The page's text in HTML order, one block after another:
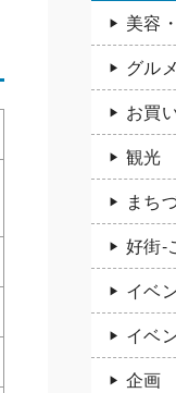
美容
グルメ
お買
観光
まち
好街-
イベ
イベ
企画